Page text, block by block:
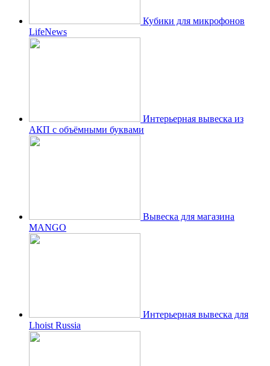
Кубики для микрофонов
LifeNews
Интерьерная вывеска из
АКП с объёмными буквами
Вывеска для магазина
MANGO
Интерьерная вывеска для
Lhoist Russia